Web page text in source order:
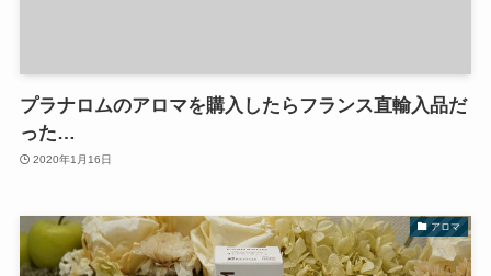
プラナロムのアロマを購入したらフランス直輸入品だ
った…
2020年1月16日
アロマ